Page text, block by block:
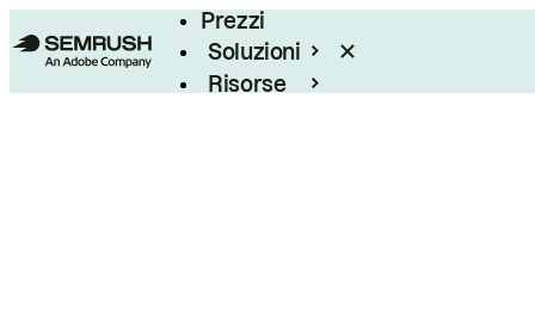
Prezzi
Soluzioni
Risorse